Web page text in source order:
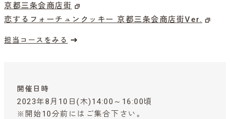
京都三条会商店街
恋するフォーチュンクッキー 京都三条会商店街Ver.
担当コースをみる
開催日時
2023年8月10日(木)14:00～16:00頃
※開始10分前にはご集合下さい。